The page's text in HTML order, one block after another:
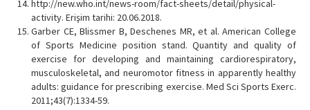
http://new.who.int/news-room/fact-sheets/detail/physical-
activity. Erişim tarihi: 20.06.2018.
Garber CE, Blissmer B, Deschenes MR, et al. American College
of Sports Medicine position stand. Quantity and quality of
exercise for developing and maintaining cardiorespiratory,
musculoskeletal, and neuromotor fitness in apparently healthy
adults: guidance for prescribing exercise. Med Sci Sports Exerc.
2011;43(7):1334-59.